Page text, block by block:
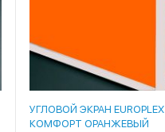
УГЛОВОЙ ЭКРАН EUROPLEX
КОМФОРТ ОРАНЖЕВЫЙ